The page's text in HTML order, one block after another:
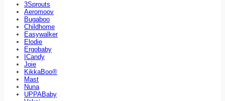
3Sprouts
Aeromoov
Bugaboo
Childhome
Easywalker
Elodie
Ergobaby
ICandy
Joie
KikkaBoo®
Mast
Nuna
UPPABaby